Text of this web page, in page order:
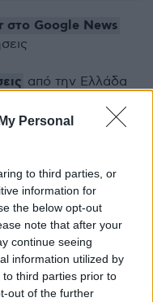
Personal
to third parties, or
information for
the below opt-out
note that after your
continue seeing
information utilized by
third parties prior to
out of the further
στο Google News
από την Ελλάδα